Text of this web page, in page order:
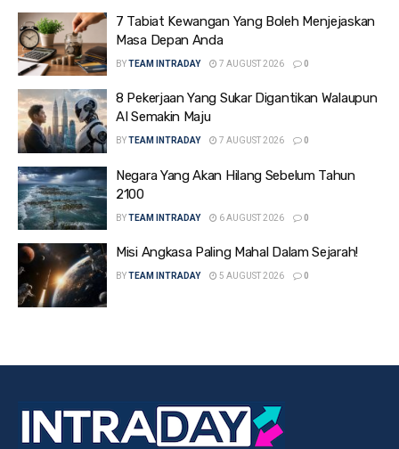
7 Tabiat Kewangan Yang Boleh Menjejaskan
Masa Depan Anda
BYTEAM INTRADAY 7 AUGUST 2026 0
8 Pekerjaan Yang Sukar Digantikan Walaupun
AI Semakin Maju
BYTEAM INTRADAY 7 AUGUST 2026 0
Negara Yang Akan Hilang Sebelum Tahun
2100
BYTEAM INTRADAY 6 AUGUST 2026 0
Misi Angkasa Paling Mahal Dalam Sejarah!
BYTEAM INTRADAY 5 AUGUST 2026 0